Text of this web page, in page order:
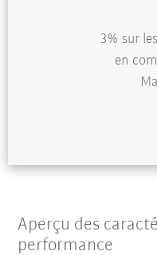
3% sur
en
Aperçu des
performance